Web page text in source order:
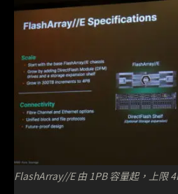
FlashArray//E 由 1PB 容量起，上限